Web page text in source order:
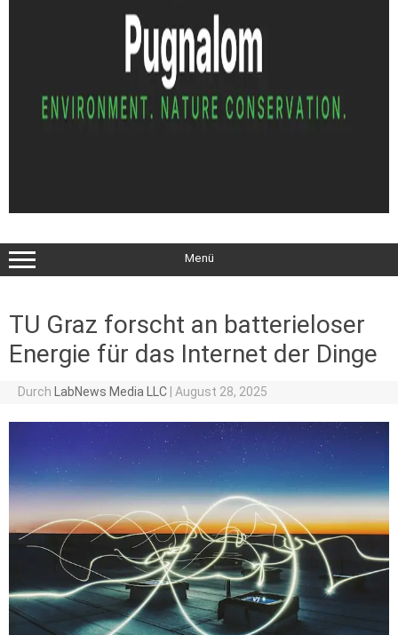
Menü
TU Graz forscht an batterieloser
Energie für das Internet der Dinge
Durch LabNews Media LLC August 28, 2025